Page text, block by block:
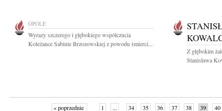
OPOLE
Wyrazy szczerego i głębokiego współczucia
Koleżance Sabinie Brzozowskiej z powodu śmierci...
Z głębokim
Stanisława
« poprzednie 1 ... 34 35 36 37 38 39 40